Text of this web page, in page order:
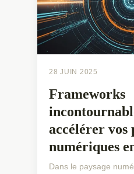
28 JUIN 2025
Frameworks
accélérer vos
numériques
Dans le paysage